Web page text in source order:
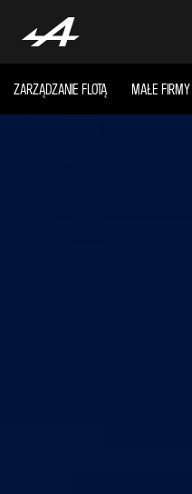
ZARZĄDZANIE FLOTĄ MAŁE FIRMY